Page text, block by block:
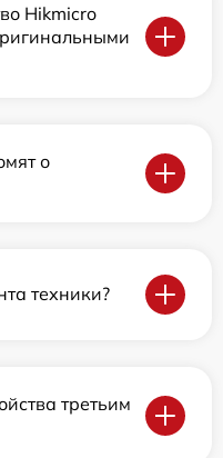
Hikmicro
о
техники?
третьим